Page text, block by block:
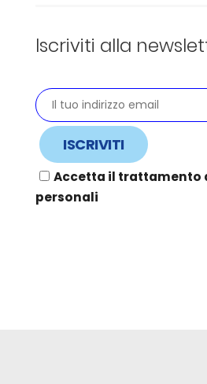
Iscriviti alla
Accetta il trattamento
personali